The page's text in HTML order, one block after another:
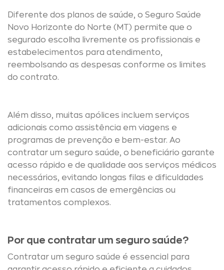
Diferente dos planos de saúde, o Seguro Saúde
Novo Horizonte do Norte (MT) permite que o
segurado escolha livremente os profissionais e
estabelecimentos para atendimento,
reembolsando as despesas conforme os limites
do contrato.
Além disso, muitas apólices incluem serviços
adicionais como assistência em viagens e
programas de prevenção e bem-estar. Ao
contratar um seguro saúde, o beneficiário garante
acesso rápido e de qualidade aos serviços médicos
necessários, evitando longas filas e dificuldades
financeiras em casos de emergências ou
tratamentos complexos.
Por que contratar um seguro saúde?
Contratar um seguro saúde é essencial para